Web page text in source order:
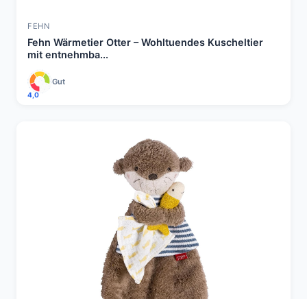
FEHN
Fehn Wärmetier Otter – Wohltuendes Kuscheltier
mit entnehmba...
4,0
Gut